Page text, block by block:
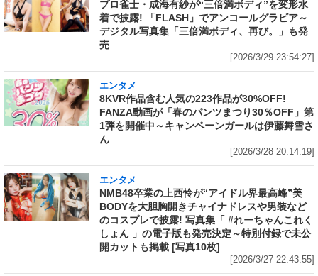
プロ雀士・成海有紗が“三倍満ボディ”を変形水
着で披露! 「FLASH」でアンコールグラビア～
デジタル写真集「三倍満ボディ、再び。」も発
売
[2026/3/29 23:54:27]
エンタメ
8KVR作品含む人気の223作品が30%OFF!
FANZA動画が「春のパンツまつり30％OFF」第
1弾を開催中～キャンペーンガールは伊藤舞雪さ
ん
[2026/3/28 20:14:19]
エンタメ
NMB48卒業の上西怜が“アイドル界最高峰”美
BODYを大胆胸開きチャイナドレスや男装など
のコスプレで披露! 写真集「 #れーちゃんこれく
しょん 」の電子版も発売決定～特別付録で未公
開カットも掲載 [写真10枚]
[2026/3/27 22:43:55]